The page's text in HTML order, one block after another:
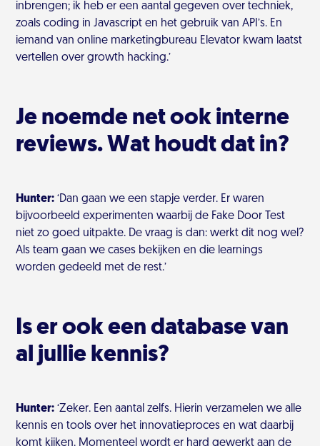
inbrengen; ik heb er een aantal gegeven over techniek,
zoals coding in Javascript en het gebruik van API’s. En
iemand van online marketingbureau Elevator kwam laatst
vertellen over growth hacking.’
Je noemde net ook interne
reviews. Wat houdt dat in?
Hunter: ‘Dan gaan we een stapje verder. Er waren
bijvoorbeeld experimenten waarbij de Fake Door Test
niet zo goed uitpakte. De vraag is dan: werkt dit nog wel?
Als team gaan we cases bekijken en die learnings
worden gedeeld met de rest.’
Is er ook een database van
al jullie kennis?
Hunter: ‘Zeker. Een aantal zelfs. Hierin verzamelen we alle
kennis en tools over het innovatieproces en wat daarbij
komt kijken. Momenteel wordt er hard gewerkt aan de